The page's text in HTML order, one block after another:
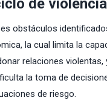
de violencia
obstáculos
la cual limita la
relaciones violentas,
la toma de
de riesgo.